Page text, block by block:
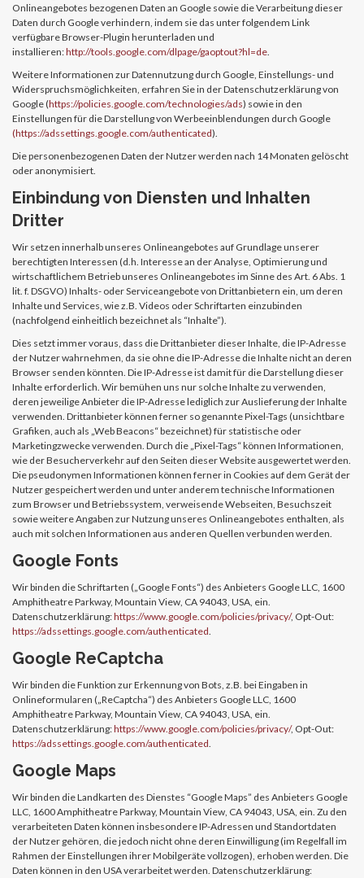
Onlineangebotes bezogenen Daten an Google sowie die Verarbeitung dieser
Daten durch Google verhindern, indem sie das unter folgendem Link
verfügbare Browser-Plugin herunterladen und
installieren:http://tools.google.com/dlpage/gaoptout?hl=de.
Weitere Informationen zur Datennutzung durch Google, Einstellungs- und
Widerspruchsmöglichkeiten, erfahren Sie in der Datenschutzerklärung von
Google (https://policies.google.com/technologies/ads) sowie in den
Einstellungen für die Darstellung von Werbeeinblendungen durch Google
(https://adssettings.google.com/authenticated).
Die personenbezogenen Daten der Nutzer werden nach 14 Monaten gelöscht
oder anonymisiert.
Einbindung von Diensten und Inhalten
Dritter
Wir setzen innerhalb unseres Onlineangebotes auf Grundlage unserer
berechtigten Interessen (d.h. Interesse an der Analyse, Optimierung und
wirtschaftlichem Betrieb unseres Onlineangebotes im Sinne des Art. 6 Abs. 1
lit. f. DSGVO) Inhalts- oder Serviceangebote von Drittanbietern ein, um deren
Inhalte und Services, wie z.B. Videos oder Schriftarten einzubinden
(nachfolgend einheitlich bezeichnet als “Inhalte”).
Dies setzt immer voraus, dass die Drittanbieter dieser Inhalte, die IP-Adresse
der Nutzer wahrnehmen, da sie ohne die IP-Adresse die Inhalte nicht an deren
Browser senden könnten. Die IP-Adresse ist damit für die Darstellung dieser
Inhalte erforderlich. Wir bemühen uns nur solche Inhalte zu verwenden,
deren jeweilige Anbieter die IP-Adresse lediglich zur Auslieferung der Inhalte
verwenden. Drittanbieter können ferner so genannte Pixel-Tags (unsichtbare
Grafiken, auch als „Web Beacons“ bezeichnet) für statistische oder
Marketingzwecke verwenden. Durch die „Pixel-Tags“ können Informationen,
wie der Besucherverkehr auf den Seiten dieser Website ausgewertet werden.
Die pseudonymen Informationen können ferner in Cookies auf dem Gerät der
Nutzer gespeichert werden und unter anderem technische Informationen
zum Browser und Betriebssystem, verweisende Webseiten, Besuchszeit
sowie weitere Angaben zur Nutzung unseres Onlineangebotes enthalten, als
auch mit solchen Informationen aus anderen Quellen verbunden werden.
Google Fonts
Wir binden die Schriftarten („Google Fonts“) des Anbieters Google LLC, 1600
Amphitheatre Parkway, Mountain View, CA 94043, USA, ein.
Datenschutzerklärung:https://www.google.com/policies/privacy/, Opt-Out:
https://adssettings.google.com/authenticated.
Google ReCaptcha
Wir binden die Funktion zur Erkennung von Bots, z.B. bei Eingaben in
Onlineformularen („ReCaptcha“) des Anbieters Google LLC, 1600
Amphitheatre Parkway, Mountain View, CA 94043, USA, ein.
Datenschutzerklärung:https://www.google.com/policies/privacy/, Opt-Out:
https://adssettings.google.com/authenticated.
Google Maps
Wir binden die Landkarten des Dienstes “Google Maps” des Anbieters Google
LLC, 1600 Amphitheatre Parkway, Mountain View, CA 94043, USA, ein. Zu den
verarbeiteten Daten können insbesondere IP-Adressen und Standortdaten
der Nutzer gehören, die jedoch nicht ohne deren Einwilligung (im Regelfall im
Rahmen der Einstellungen ihrer Mobilgeräte vollzogen), erhoben werden. Die
Daten können in den USA verarbeitet werden. Datenschutzerklärung: